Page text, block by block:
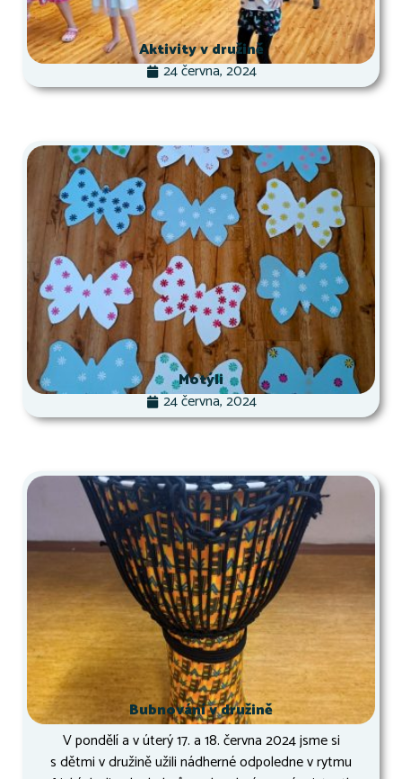
Aktivity v družině
24 června, 2024
Motýli
24 června, 2024
Bubnování v družině
V pondělí a v úterý 17. a 18. června 2024 jsme si
s dětmi v družině užili nádherné odpoledne v rytmu